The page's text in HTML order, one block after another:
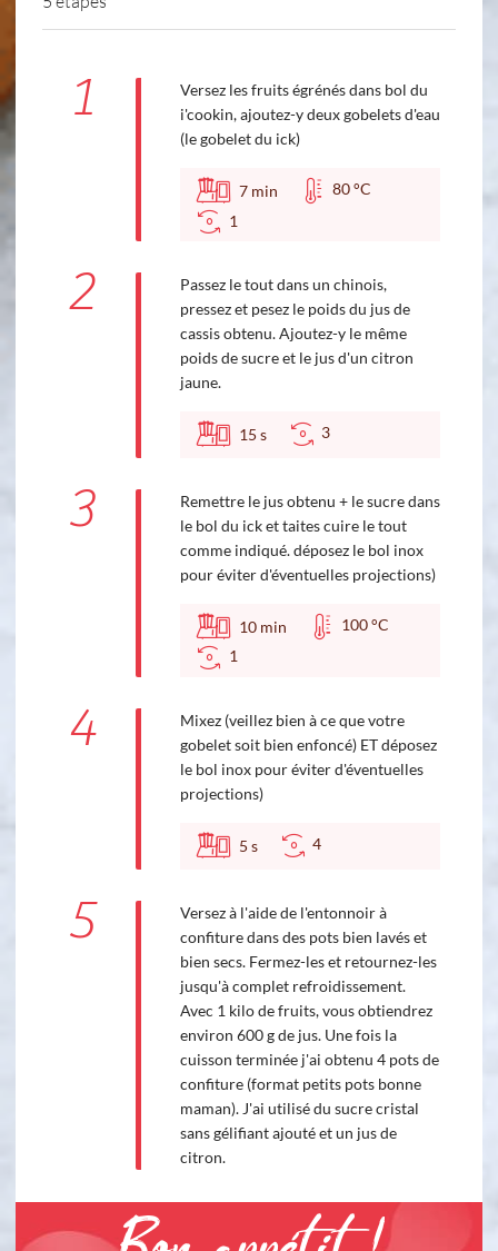
1
Versez les fruits égrénés dans bol du
i'cookin, ajoutez-y deux gobelets d'eau
(le gobelet du ick)
7 min
80 °C
1
2
Passez le tout dans un chinois,
pressez et pesez le poids du jus de
cassis obtenu. Ajoutez-y le même
poids de sucre et le jus d'un citron
jaune.
15 s 3
3
Remettre le jus obtenu + le sucre dans
le bol du ick et taites cuire le tout
comme indiqué. déposez le bol inox
pour éviter d'éventuelles projections)
10 min
100 °C
1
4
Mixez (veillez bien à ce que votre
gobelet soit bien enfoncé) ET déposez
le bol inox pour éviter d'éventuelles
projections)
5 s 4
5
Versez à l'aide de l'entonnoir à
confiture dans des pots bien lavés et
bien secs. Fermez-les et retournez-les
jusqu'à complet refroidissement.
Avec 1 kilo de fruits, vous obtiendrez
environ 600 g de jus. Une fois la
cuisson terminée j'ai obtenu 4 pots de
confiture (format petits pots bonne
maman). J'ai utilisé du sucre cristal
sans gélifiant ajouté et un jus de
citron.